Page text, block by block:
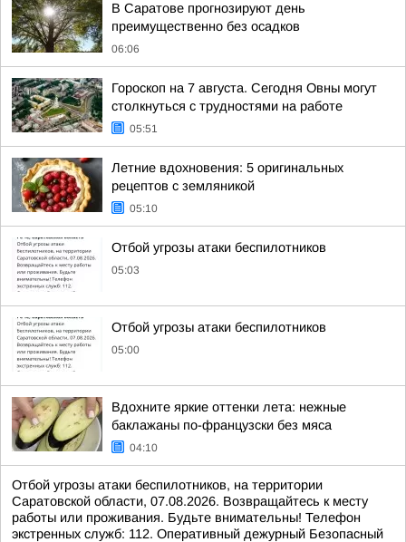
В Саратове прогнозируют день
преимущественно без осадков
06:06
Гороскоп на 7 августа. Сегодня Овны могут
столкнуться с трудностями на работе
05:51
Летние вдохновения: 5 оригинальных
рецептов с земляникой
05:10
Отбой угрозы атаки беспилотников
05:03
Отбой угрозы атаки беспилотников
05:00
Вдохните яркие оттенки лета: нежные
баклажаны по-французски без мяса
04:10
Отбой угрозы атаки беспилотников, на территории
Саратовской области, 07.08.2026. Возвращайтесь к месту
работы или проживания. Будьте внимательны! Телефон
экстренных служб: 112. Оперативный дежурный Безопасный